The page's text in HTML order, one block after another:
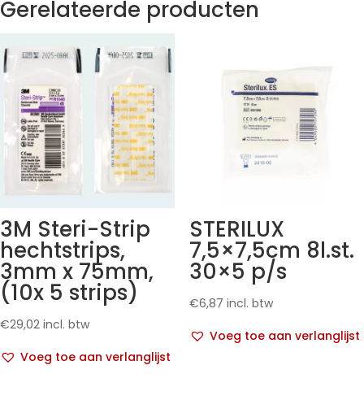
Gerelateerde producten
3M Steri-Strip
hechtstrips,
3mm x 75mm,
(10x 5 strips)
€29,02 incl. btw
Voeg toe aan verlanglijst
STERILUX
7,5×7,5cm 8l.st.
30×5 p/s
€6,87 incl. btw
Voeg toe aan verlanglijst